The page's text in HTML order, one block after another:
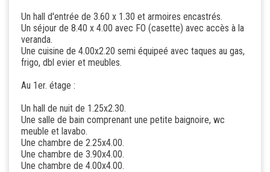
Un hall d'entrée de 3.60 x 1.30 et armoires encastrés.
Un séjour de 8.40 x 4.00 avec FO (casette) avec accès à la
veranda.
Une cuisine de 4.00x2.20 semi équipeé avec taques au gas,
frigo, dbl evier et meubles.
Au 1er. étage :
Un hall de nuit de 1.25x2.30.
Une salle de bain comprenant une petite baignoire, wc
meuble et lavabo.
Une chambre de 2.25x4.00.
Une chambre de 3.90x4.00.
Une chambre de 4.00x4.00.